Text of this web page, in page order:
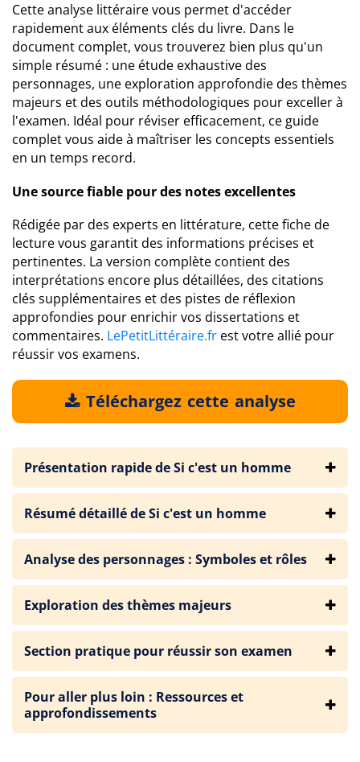
Cette analyse littéraire vous permet d'accéder
rapidement aux éléments clés du livre. Dans le
document complet, vous trouverez bien plus qu'un
simple résumé : une étude exhaustive des
personnages, une exploration approfondie des thèmes
majeurs et des outils méthodologiques pour exceller à
l'examen. Idéal pour réviser efficacement, ce guide
complet vous aide à maîtriser les concepts essentiels
en un temps record.
Une source fiable pour des notes excellentes
Rédigée par des experts en littérature, cette fiche de
lecture vous garantit des informations précises et
pertinentes. La version complète contient des
interprétations encore plus détaillées, des citations
clés supplémentaires et des pistes de réflexion
approfondies pour enrichir vos dissertations et
commentaires. LePetitLittéraire.fr est votre allié pour
réussir vos examens.
Téléchargez cette analyse
Présentation rapide de Si c'est un homme
Résumé détaillé de Si c'est un homme
Analyse des personnages : Symboles et rôles
Exploration des thèmes majeurs
Section pratique pour réussir son examen
Pour aller plus loin : Ressources et
approfondissements